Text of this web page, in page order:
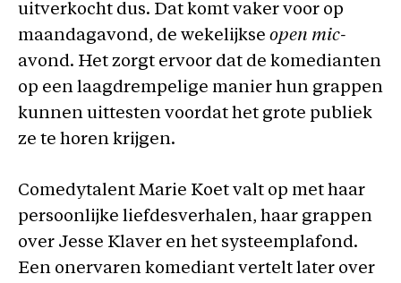
uitverkocht dus. Dat komt vaker voor op
maandagavond, de wekelijkse open mic-
avond. Het zorgt ervoor dat de komedianten
op een laagdrempelige manier hun grappen
kunnen uittesten voordat het grote publiek
ze te horen krijgen.
Comedytalent Marie Koet valt op met haar
persoonlijke liefdesverhalen, haar grappen
over Jesse Klaver en het systeemplafond.
Een onervaren komediant vertelt later over